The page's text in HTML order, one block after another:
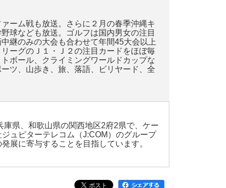
ーム戦も放送。さらに２月の春季沖縄キ
球なども放送。ゴルフは国内男女の注目
継のみの大会も合わせて年間45大会以上
ーグのＪ１・Ｊ２の注目カードをほぼ毎
ボール、クライミングワールドカップな
ツ、山歩き、旅、落語、ビリヤード、全
県、和歌山県の関西地区2府2県で、ケー
ュピターテレコム（J:COM）のグループ
展に寄与することを目指しています。